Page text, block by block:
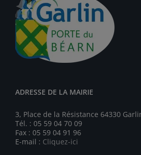
ADRESSE DE LA MAIRIE
3, Place de la Résistance 64330
Tél. : 05 59 04 70 09
Fax : 05 59 04 91 96
E-mail : Cliquez-ici